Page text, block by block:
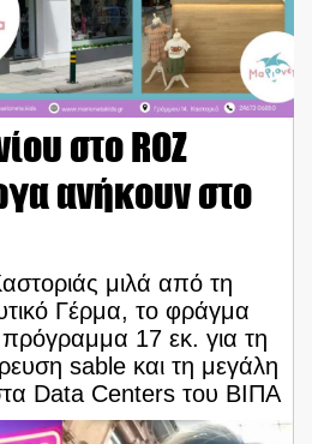
στο ROZ
ανήκουν στο
μιλά από τη
Γέρμα, το φράγμα
17 εκ. για τη
sable και τη μεγάλη
Data Centers του ΒΙΠΑ